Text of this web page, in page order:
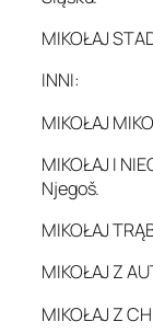
MIKOŁAJ
INNI:
MIKOŁAJ
MIKOŁAJ I
Njegoš.
MIKOŁAJ
MIKOŁAJ Z
MIKOŁAJ Z